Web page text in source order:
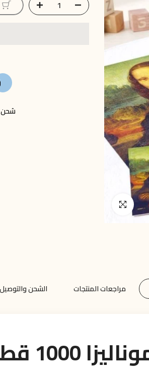
انقر للتكبير
مراجعات المنتجات الشحن والتوصيل
1000 قطعة